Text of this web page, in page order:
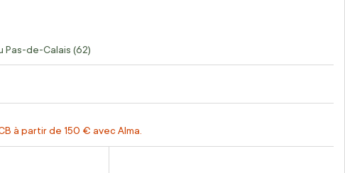
de-Calais (62)
à partir de 150 € avec Alma.